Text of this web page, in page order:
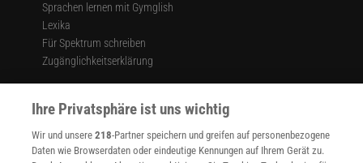
Sprachen lernen mit Gymglish
Lexika
Für Spektrum schreiben
Zugänglichkeitserklärung
KielSCN
SciLogs
Ihre Privatsphäre ist uns wichtig
Wir und unsere218-Partner speichern und greifen auf personenbezogene
Daten wie Browserdaten oder eindeutige Kennungen auf Ihrem Gerät zu.